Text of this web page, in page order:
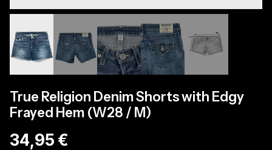
True Religion Denim Shorts with Edgy
Frayed Hem (W28 / M)
34,95 €